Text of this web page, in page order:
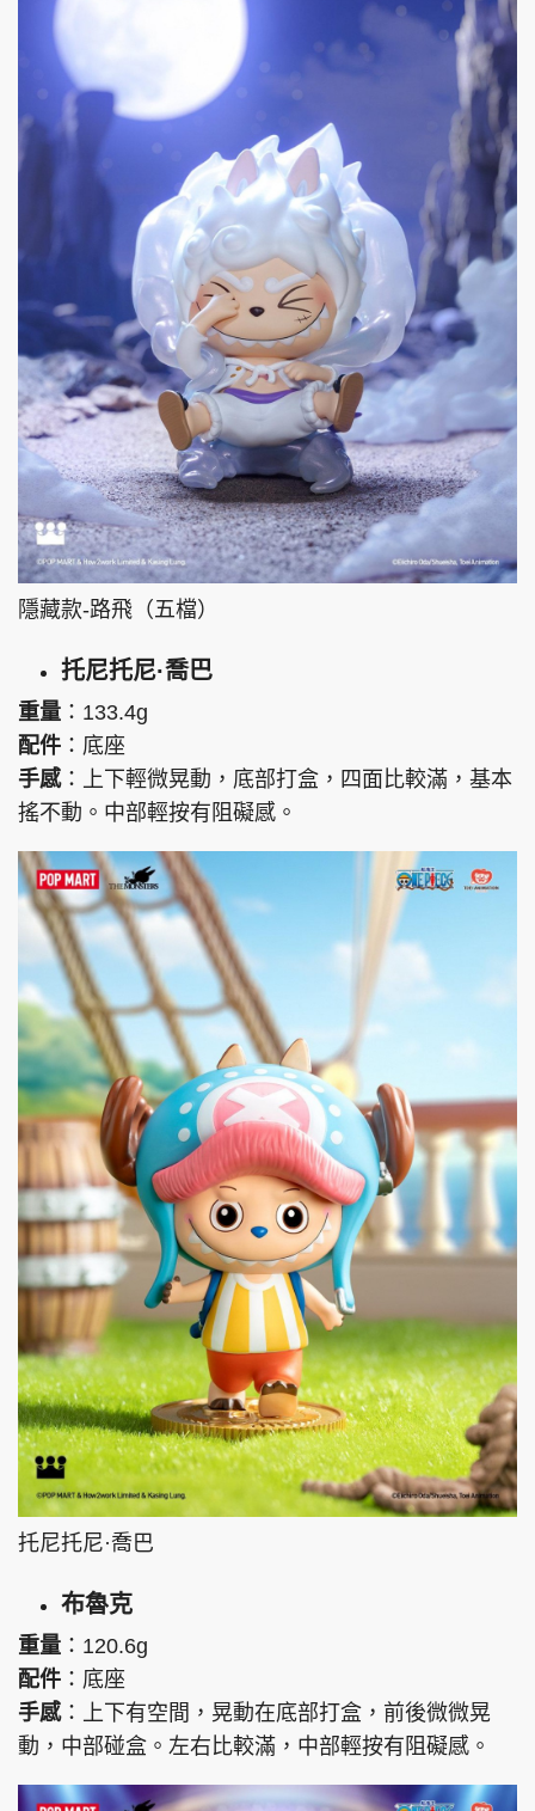
隱藏款-路飛（五檔）
托尼托尼·喬巴
重量 ：133.4g
配件 ：底座
手感：上下輕微晃動，底部打盒，四面比較滿，基本
搖不動。中部輕按有阻礙感。
托尼托尼·喬巴
布魯克
重量 ：120.6g
配件 ：底座
手感：上下有空間，晃動在底部打盒，前後微微晃
動，中部碰盒。左右比較滿，中部輕按有阻礙感。